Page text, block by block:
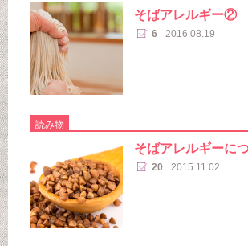
そばアレルギー②
6 2016.08.19
読み物
そばアレルギーに
20 2015.11.02